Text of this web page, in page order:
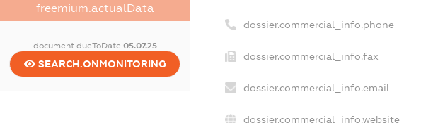
freemium.actualData
document.dueToDate 05.07.25
SEARCH.ONMONITORING
dossier.commercial_info.phone
dossier.commercial_info.fax
dossier.commercial_info.email
dossier.commercial_info.website